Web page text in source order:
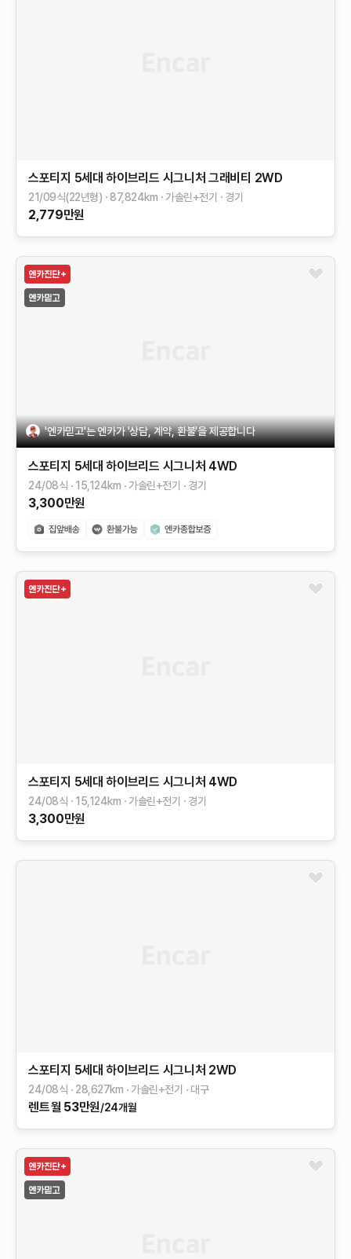
스포티지 5세대 하이브리드 시그니처 그래비티 2WD
21/09식(22년형) 87,824km 가솔린+전기 경기
2,779만원
'엔카믿고'는 엔카가 '상담, 계약, 환불'을 제공합니다
스포티지 5세대 하이브리드 시그니처 4WD
24/08식 15,124km 가솔린+전기 경기
3,300만원
스포티지 5세대 하이브리드 시그니처 4WD
24/08식 15,124km 가솔린+전기 경기
3,300만원
스포티지 5세대 하이브리드 시그니처 2WD
24/08식 28,627km 가솔린+전기 대구
렌트월 53만원/24개월